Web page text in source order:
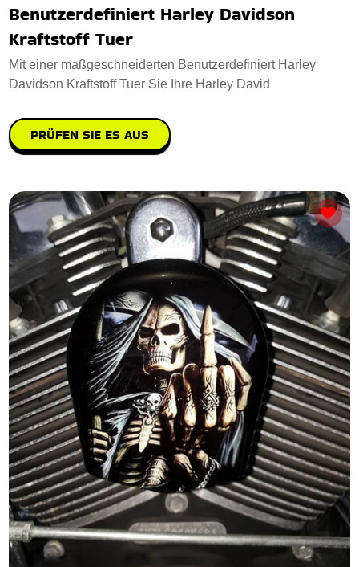
Benutzerdefiniert Harley Davidson
Kraftstoff Tuer
Mit einer maßgeschneiderten Benutzerdefiniert Harley
Davidson Kraftstoff Tuer Sie Ihre Harley David
PRÜFEN SIE ES AUS